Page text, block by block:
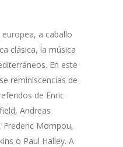
a caballo
clásica, la música
En este
reminiscencias de
de Enric
Andreas
Frederic Mompou,
o Paul Halley. A